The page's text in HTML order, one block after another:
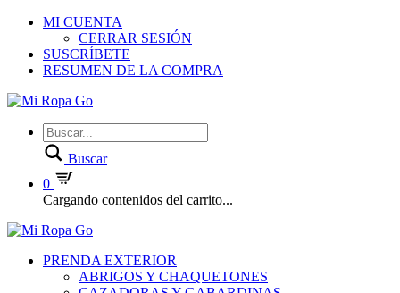
MI CUENTA
CERRAR SESIÓN
SUSCRÍBETE
RESUMEN DE LA COMPRA
Buscar
0
Cargando contenidos del carrito...
PRENDA EXTERIOR
ABRIGOS Y CHAQUETONES